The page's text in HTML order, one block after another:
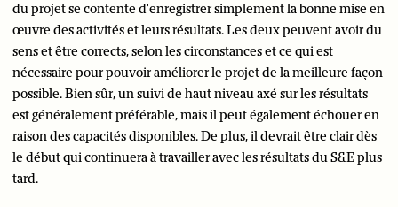
du projet se contente d'enregistrer simplement la bonne mise en
œuvre des activités et leurs résultats. Les deux peuvent avoir du
sens et être corrects, selon les circonstances et ce qui est
nécessaire pour pouvoir améliorer le projet de la meilleure façon
possible. Bien sûr, un suivi de haut niveau axé sur les résultats
est généralement préférable, mais il peut également échouer en
raison des capacités disponibles. De plus, il devrait être clair dès
le début qui continuera à travailler avec les résultats du S&E plus
tard.